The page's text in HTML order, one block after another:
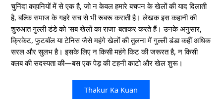
चुनिंदा कहानियों में से एक है, जो न केवल हमारे बचपन के खेलों की याद दिलाती
है, बल्कि समाज के गहरे सच से भी रूबरू कराती है। लेखक इस कहानी की
शुरुआत गुल्ली डंडे को ‘सब खेलों का राजा’ बताकर करते हैं। उनके अनुसार,
क्रिकेट, फुटबॉल या टेनिस जैसे महंगे खेलों की तुलना में गुल्ली डंडा कहीं अधिक
सरल और सुलभ है। इसके लिए न किसी महंगे किट की जरूरत है, न किसी
क्लब की सदस्यता की—बस एक पेड़ की टहनी काटो और खेल शुरू।
Thakur Ka Kuan